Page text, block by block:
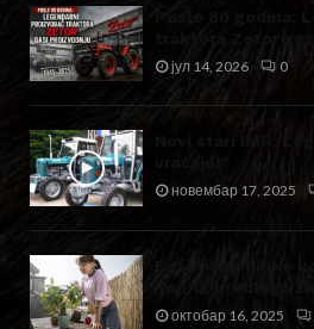
јул 14, 2026 0
новембар 17, 2025
Top 12 predloga
октобар 16, 2025